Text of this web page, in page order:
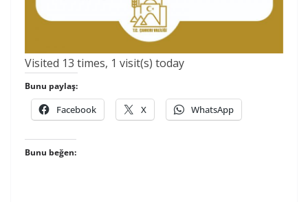
Visited 13 times, 1 visit(s) today
Bunu paylaş:
Facebook X WhatsApp
Bunu beğen: